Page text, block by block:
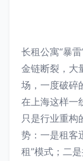
长租公寓“暴
金链断裂，大
场，一度破碎
在上海这样一
只是行业重构
势：一是租客
租”模式；二